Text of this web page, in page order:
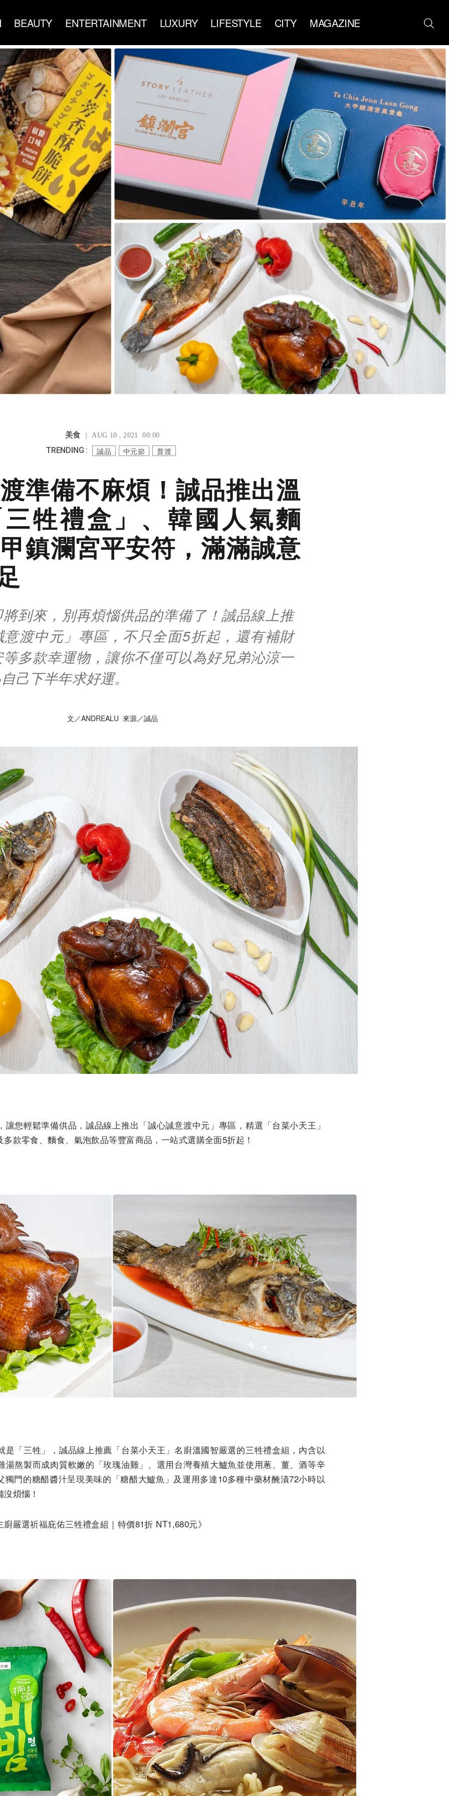
BEAUTY ENTERTAINMENT LUXURY LIFESTYLE CITY MAGAZINE
美食 ｜ AUG 10 , 2021 00:00
TRENDING : 誠品 中元節 普渡
準備不麻煩！誠品推出溫
牲禮盒」、韓國人氣麵
鎮瀾宮平安符，滿滿誠意
到來，別再煩惱供品的準備了！誠品線上推
渡中元」專區，不只全面5折起，還有補財
多款幸運物，讓你不僅可以為好兄弟沁涼一
己下半年求好運。
文／ANDREALU 來源／誠品
您輕鬆準備供品，誠品線上推出「誠心誠意渡中元」專區，精選「台菜小天王」
款零食、麵食、氣泡飲品等豐富商品，一站式選購全面5折起！
是「三牲」，誠品線上推薦「台菜小天王」名廚溫國智嚴選的三牲禮盒組，內含以
湯熬製而成肉質軟嫩的「玫瑰油雞」、選用台灣養殖大鱸魚並使用蔥、薑、酒等辛
獨門的糖醋醬汁呈現美味的「糖醋大鱸魚」及運用多達10多種中藥材醃漬72小時以
煩惱！
嚴選祈福庇佑三牲禮盒組｜特價81折 NT1,680元》